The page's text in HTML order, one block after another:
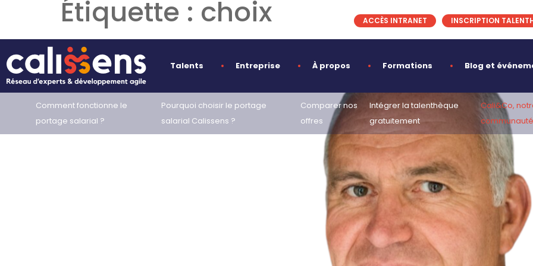
ACCÈS INTRANET INSCRIPTION
Talents Entreprise À propos Formations Blog et
Comment fonctionne le
portage salarial ?
Pourquoi choisir le portage
salarial Calissens ?
Comparer nos
offres
Intégrer la talenthèque
gratuitement
Cali&Co,
Étiquette : choix
Jean-Louis, Directeur commercial